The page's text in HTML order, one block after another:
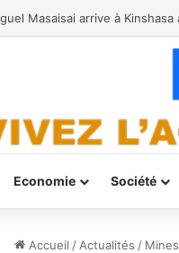
ligne de la prévention
Economie Société
Accueil / Actualités / Mines